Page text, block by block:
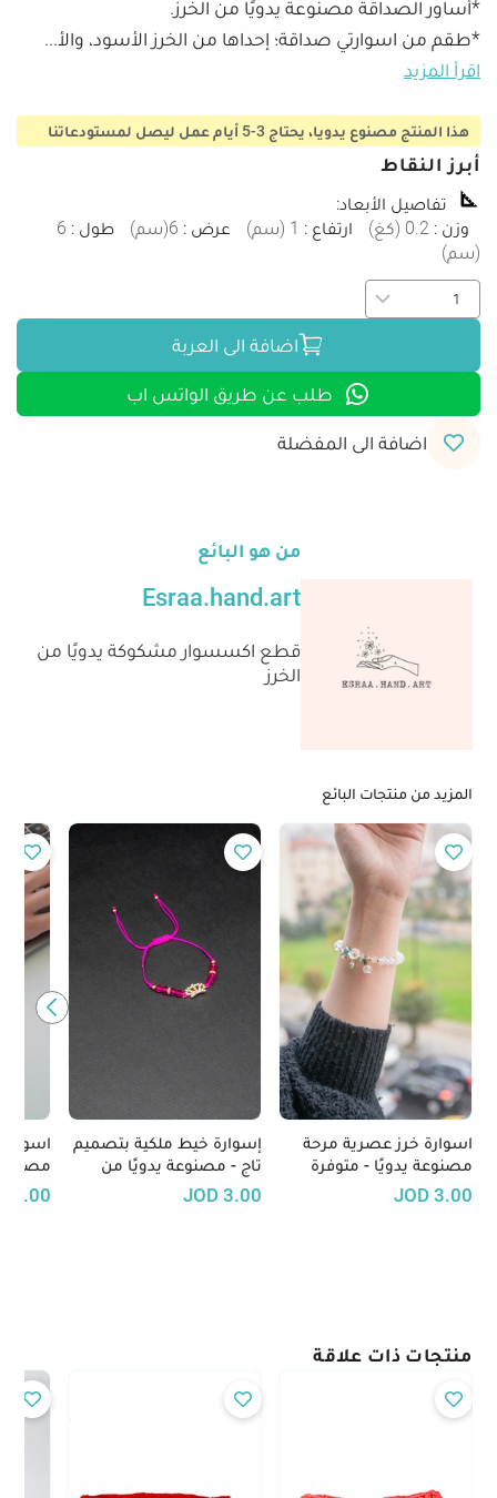
*طقم من اسوارتي صداقة؛ إحداها من الخرز الأسود، والأ...
اقرأ المزيد
هذا المنتج مصنوع يدويا، يحتاج 3-5 أيام عمل ليصل لمستودعاتنا
أبرز النقاط
تفاصيل الأبعاد:
وزن :
0.2
(كغ) ارتفاع :
1
(سم) عرض :
6
(سم) طول :
6
(سم)
اضافة الى العربة
طلب عن طريق الواتس اب
اضافة الى المفضلة
من هو البائع
Esraa.hand.art
قطع اكسسوار مشكوكة يدويًا من
الخرز
المزيد من منتجات البائع
اسوارة خرز عصرية مرحة
مصنوعة يدويًا - متوفرة
بعدّة ألوان
3.00
JOD
إسوارة خيط ملكية بتصميم
تاج - مصنوعة يدويًا من
خيط فوشيا - مزينة بالخرز
3.00
JOD
قابل
3.00
منتجات ذات علاقة